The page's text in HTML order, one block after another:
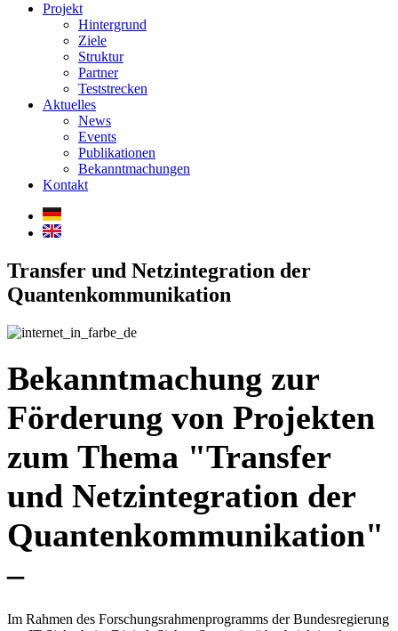
Projekt
Hintergrund
Ziele
Struktur
Partner
Teststrecken
Aktuelles
News
Events
Publikationen
Bekanntmachungen
Kontakt
Transfer und Netzintegration der
Quantenkommunikation
Bekanntmachung zur
Förderung von Projekten
zum Thema "Transfer
und Netzintegration der
Quantenkommunikation"
–
Im Rahmen des Forschungsrahmenprogramms der Bundesregierung